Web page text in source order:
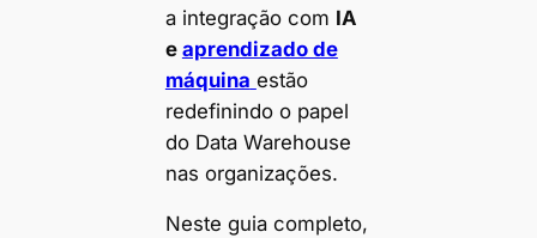
a integração com IA
e aprendizado de
máquina estão
redefinindo o papel
do Data Warehouse
nas organizações.
Neste guia completo,